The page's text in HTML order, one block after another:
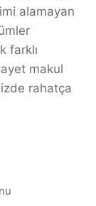
alamayan
farklı
makul
rahatça